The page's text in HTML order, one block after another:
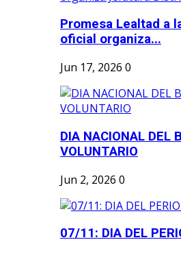
Promesa Lealtad a
oficial organiza...
Jun 17, 2026 0
DIA NACIONAL DEL
VOLUNTARIO
Jun 2, 2026 0
07/11: DIA DEL